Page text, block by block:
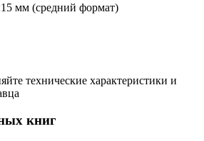
мм (средний формат)
технические характеристики и
книг